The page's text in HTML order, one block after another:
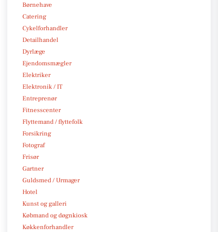
Børnehave
Catering
Cykelforhandler
Detailhandel
Dyrlæge
Ejendomsmægler
Elektriker
Elektronik / IT
Entreprenør
Fitnesscenter
Flyttemand / flyttefolk
Forsikring
Fotograf
Frisør
Gartner
Guldsmed / Urmager
Hotel
Kunst og galleri
Købmand og døgnkiosk
Køkkenforhandler